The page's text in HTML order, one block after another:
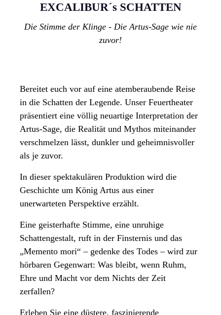
EXCALIBUR´s SCHATTEN
Die Stimme der Klinge - Die Artus-Sage wie nie
zuvor!
Bereitet euch vor auf eine atemberaubende Reise
in die Schatten der Legende. Unser Feuertheater
präsentiert eine völlig neuartige Interpretation der
Artus-Sage, die Realität und Mythos miteinander
verschmelzen lässt, dunkler und geheimnisvoller
als je zuvor.
In dieser spektakulären Produktion wird die
Geschichte um König Artus aus einer
unerwarteten Perspektive erzählt.
Eine geisterhafte Stimme, eine unruhige
Schattengestalt, ruft in der Finsternis und das
„Memento mori“ – gedenke des Todes – wird zur
hörbaren Gegenwart: Was bleibt, wenn Ruhm,
Ehre und Macht vor dem Nichts der Zeit
zerfallen?
Erleben Sie eine düstere, faszinierende